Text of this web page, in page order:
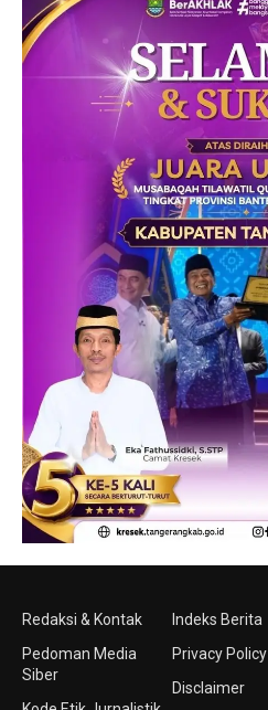
Redaksi & Kontak
Pedoman Media
Siber
Indeks Berita
Privacy Policy
Disclaimer